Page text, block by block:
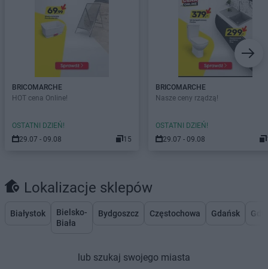
BRICOMARCHE
HOT cena Online!
OSTATNI DZIEŃ!
29.07 - 09.08
15
BRICOMARCHE
Nasze ceny rządzą!
OSTATNI DZIEŃ!
29.07 - 09.08
Lokalizacje sklepów
Białystok
Bielsko-
Biała
Bydgoszcz Częstochowa Gdańsk
lub szukaj swojego miasta